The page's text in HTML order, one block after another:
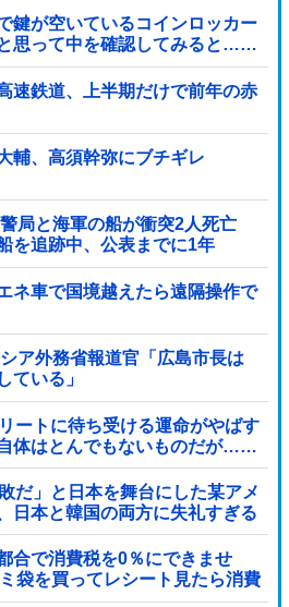
鍵が空いているコインロッカー
思って中を確認してみると……
速鉄道、上半期だけで前年の赤
輔、高須幹弥にブチギレ
警局と海軍の船が衝突2人死亡
を追跡中、公表までに1年
ネ車で国境越えたら遠隔操作で
ア外務省報道官「広島市長は
ている」
ートに待ち受ける運命がやばす
体はとんでもないものだが……
だ」と日本を舞台にした某アメ
日本と韓国の両方に失礼すぎる
合で消費税を0％にできませ
袋を買ってレシート見たら消費
？」ｗｗｗｗｗｗｗｗ...